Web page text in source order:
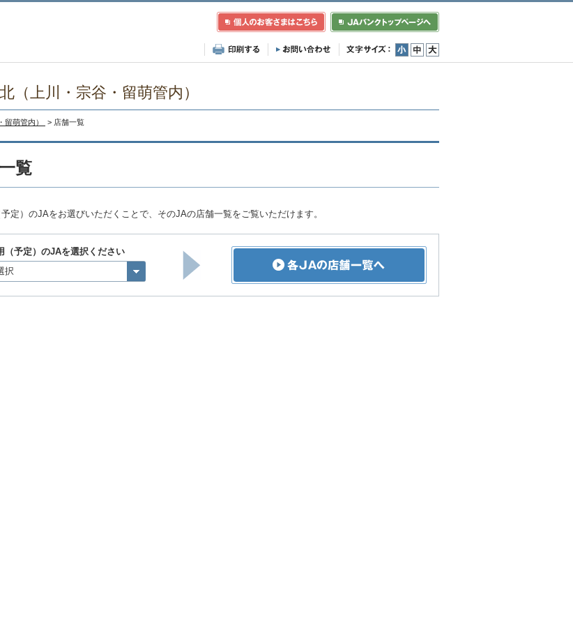
小 中 大
（上川・宗谷・留萌管内）
留萌管内） > 店舗一覧
覧
定）のJAをお選びいただくことで、そのJAの店舗一覧をご覧いただけます。
（予定）のJAを選択ください
択